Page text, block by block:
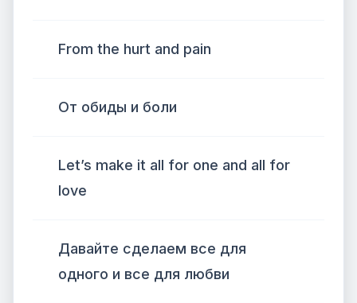
From the hurt and pain
От обиды и боли
Let’s make it all for one and all for
love
Давайте сделаем все для
одного и все для любви